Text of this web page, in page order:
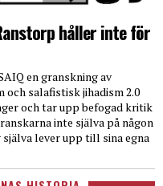
håller inte för
en granskning av
salafistisk jihadism 2.0
och tar upp befogad kritik
inte själva på någon
lever upp till sina egna